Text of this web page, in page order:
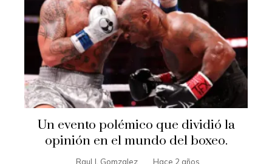
Un evento polémico que dividió la
opinión en el mundo del boxeo.
Raul J. Gomzalez Hace 2 años